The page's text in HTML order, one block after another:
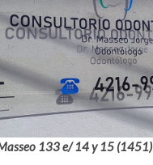
133 e/ 14 y 15 (1451)